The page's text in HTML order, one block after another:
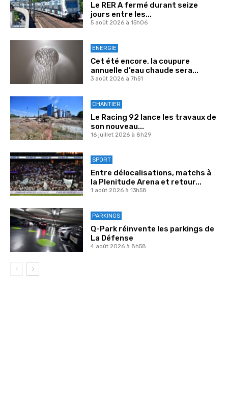
Le RER A fermé durant seize
jours entre les...
5 août 2026 à 15h06
ENERGIE
Cet été encore, la coupure
annuelle d’eau chaude sera...
3 août 2026 à 7h51
CHANTIER
Le Racing 92 lance les travaux de
son nouveau...
16 juillet 2026 à 8h29
SPORT
Entre délocalisations, matchs à
la Plenitude Arena et retour...
1 août 2026 à 13h58
PARKINGS
Q-Park réinvente les parkings de
La Défense
4 août 2026 à 8h58